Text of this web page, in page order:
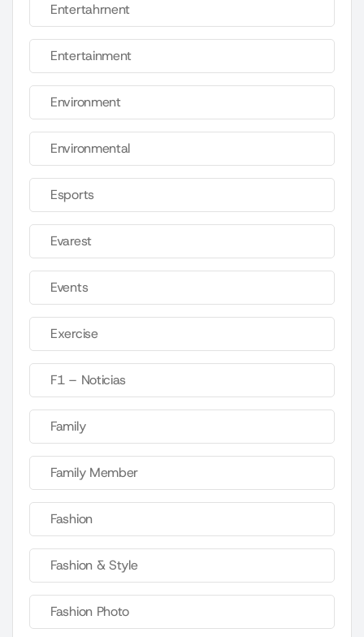
Entertahrnent
Entertainment
Environment
Environmental
Esports
Evarest
Events
Exercise
F1 – Noticias
Family
Family Member
Fashion
Fashion & Style
Fashion Photo